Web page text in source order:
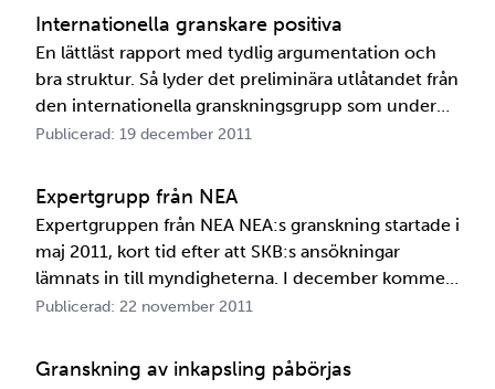
ska bringa lycka på framtida färder. Dimman ligger
Internationella granskare positiva
En lättläst rapport med tydlig argumentation och
bra struktur. Så lyder det preliminära utlåtandet från
den internationella granskningsgrupp som under
det senaste halvåret synat SKB:s säkerhetsanalys i
av ansökan för Kärnbränsleförvaret är nu i full gå…
Publicerad: 19 december 2011
Expertgrupp från NEA
Expertgruppen från NEA NEA:s granskning startade i
maj 2011, kort tid efter att SKB:s ansökningar
lämnats in till myndigheterna. I december kommer
expertgruppen att hålla en utfrågning med SKB. Till
presenteras. Tanken är att NEA:s granskning ska
bidra till St…
Publicerad: 22 november 2011
Granskning av inkapsling påbörjas